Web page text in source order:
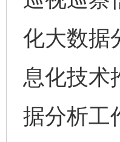
化大数据
息化技术
据分析工